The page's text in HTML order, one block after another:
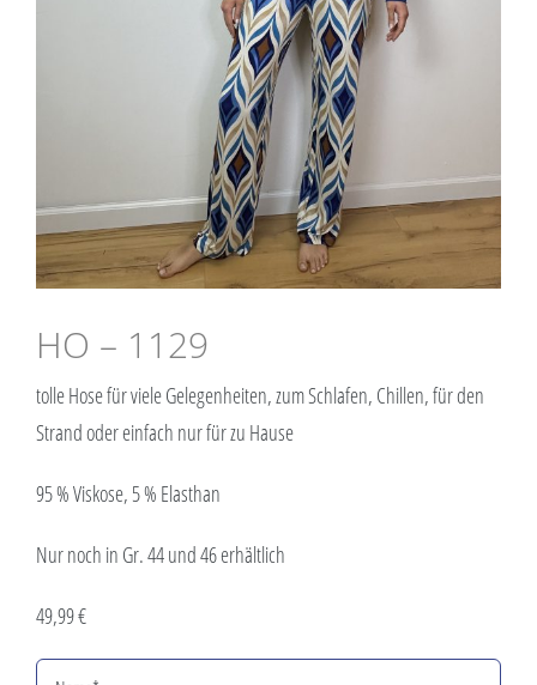
HO – 1129
tolle Hose für viele Gelegenheiten, zum Schlafen, Chillen, für den
Strand oder einfach nur für zu Hause
95 % Viskose, 5 % Elasthan
Nur noch in Gr. 44 und 46 erhältlich
49,99 €